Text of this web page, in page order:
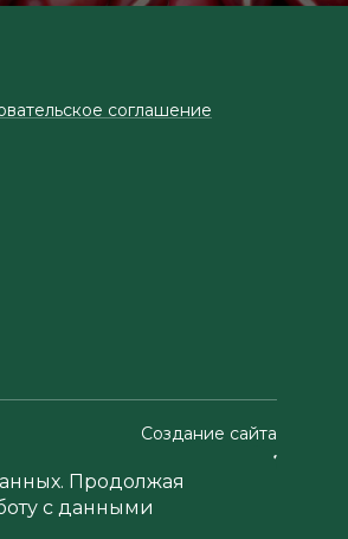
соглашение
Создание сайта
Продолжая
с данными